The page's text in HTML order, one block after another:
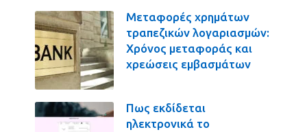
Μεταφορές χρημάτων
τραπεζικών λογαριασμών:
Χρόνος μεταφοράς και
χρεώσεις εμβασμάτων
Πως εκδίδεται
ηλεκτρονικά το